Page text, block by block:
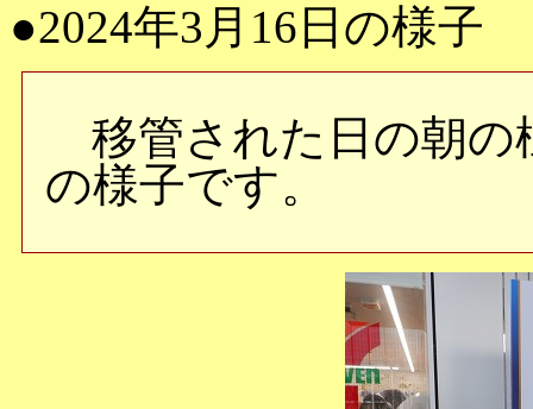
●2024年3月16日の様子
移管された日の朝の
の様子です。